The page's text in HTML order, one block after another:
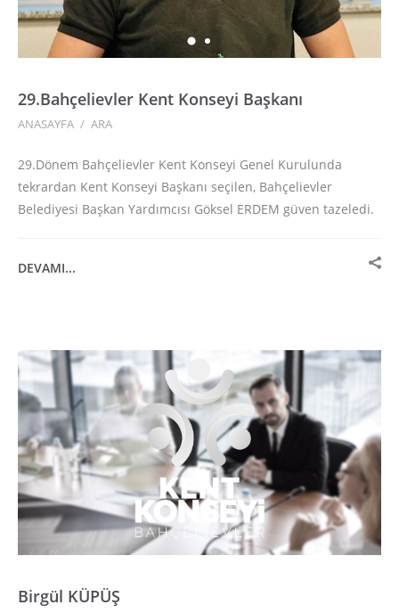
29.Bahçelievler Kent Konseyi Başkanı
ANASAYFA / ARA
29.Dönem Bahçelievler Kent Konseyi Genel Kurulunda
tekrardan Kent Konseyi Başkanı seçilen, Bahçelievler
Belediyesi Başkan Yardımcısı Göksel ERDEM güven tazeledi.
DEVAMI...
Birgül KÜPÜŞ